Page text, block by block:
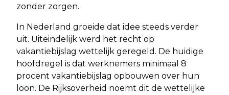
zonder zorgen.
In Nederland groeide dat idee steeds verder
uit. Uiteindelijk werd het recht op
vakantiebijslag wettelijk geregeld. De huidige
hoofdregel is dat werknemers minimaal 8
procent vakantiebijslag opbouwen over hun
loon. De Rijksoverheid noemt dit de wettelijke